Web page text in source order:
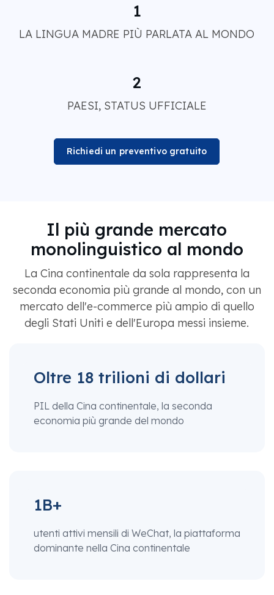
1
LA LINGUA MADRE PIÙ PARLATA AL MONDO
2
PAESI, STATUS UFFICIALE
Richiedi un preventivo gratuito
Il più grande mercato
monolinguistico al mondo
La Cina continentale da sola rappresenta la
seconda economia più grande al mondo, con un
mercato dell'e-commerce più ampio di quello
degli Stati Uniti e dell'Europa messi insieme.
Oltre 18 trilioni di dollari
PIL della Cina continentale, la seconda
economia più grande del mondo
1B+
utenti attivi mensili di WeChat, la piattaforma
dominante nella Cina continentale